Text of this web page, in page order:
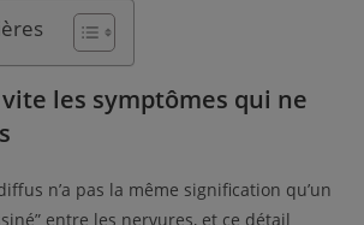
les symptômes qui ne
n’a pas la même signification qu’un
entre les nervures, et ce détail